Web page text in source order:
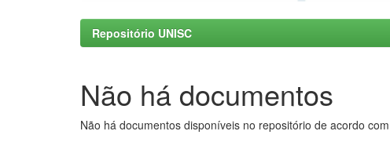
Repositório UNISC
Não há documentos
Não há documentos disponíveis no repositório de acordo